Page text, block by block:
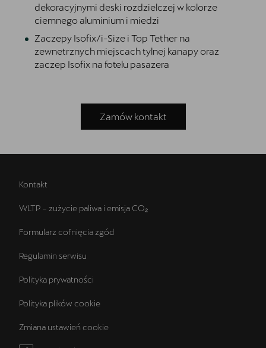
dekoracyjnymi deski rozdzielczej w kolorze
ciemnego aluminium i miedzi
Zaczepy Isofix/i-Size i Top Tether na
zewnetrznych miejscach tylnej kanapy oraz
zaczep Isofix na fotelu pasazera
Zamów kontakt
Kontakt
WLTP – zużycie paliwa i emisja CO₂
Formularz cofnięcia zgód
Regulamin serwisu
Polityka prywatności
Polityka plików cookie
Zmiana ustawień cookie